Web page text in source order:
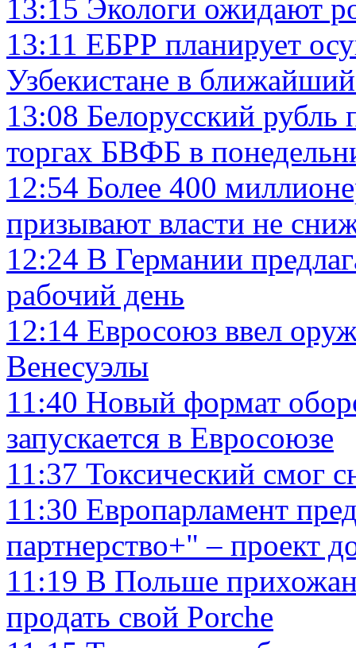
13:15 Экологи ожидают
13:11 ЕБРР планирует
Узбекистане в
13:08 Белорусский рубль
торгах БВФБ в
12:54 Более 400
призывают власти не
12:24 В Германии
рабочий день
12:14 Евросоюз ввел
Венесуэлы
11:40 Новый формат
запускается в Евросоюзе
11:37 Токсический смог
11:30 Европарламент
партнерство+" – проект
11:19 В Польше
продать свой Porche